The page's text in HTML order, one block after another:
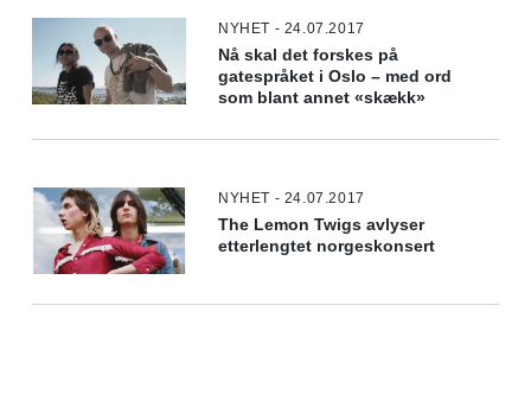
NYHET - 24.07.2017
Nå skal det forskes på
gatespråket i Oslo – med ord
som blant annet «skækk»
NYHET - 24.07.2017
The Lemon Twigs avlyser
etterlengtet norgeskonsert